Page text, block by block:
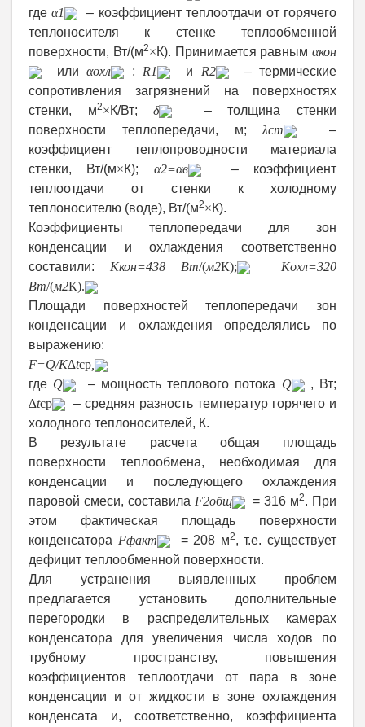
гдеα1
– коэффициент теплоотдачи от горячего
теплоносителя к стенке теплообменной
поверхности, Вт/(м2×К). Принимается равным αкон
илиαохл ; R1 и R2
– термические
сопротивления загрязнений на поверхностях
стенки, м2×К/Вт;δ
– толщина стенки
поверхности теплопередачи, м;λст
–
коэффициент теплопроводности материала
стенки, Вт/(м×К); α2=αв
– коэффициент
теплоотдачи от стенки к холодному
теплоносителю (воде), Вт/(м2×К).
Коэффициенты теплопередачи для зон
конденсации и охлаждения соответственно
составили: Kкон=438 Вт/(м2К); Kохл=320
Вт/(м2К).
Площади поверхностей теплопередачи зон
конденсации и охлаждения определялись по
выражению:
F=Q/K∆tср
где Q – мощность теплового потока Q
, Вт;
∆tср
– средняя разность температур горячего и
холодного теплоносителей, К.
В результате расчета общая площадь
поверхности теплообмена, необходимая для
конденсации и последующего охлаждения
паровой смеси, составила F2общ = 316 м2. При
этом фактическая площадь поверхности
конденсатора Fфакт = 208 м2, т.е. существует
дефицит теплообменной поверхности.
Для устранения выявленных проблем
предлагается установить дополнительные
перегородки в распределительных камерах
конденсатора для увеличения числа ходов по
трубному пространству, повышения
коэффициентов теплоотдачи от пара в зоне
конденсации и от жидкости в зоне охлаждения
конденсата и, соответственно, коэффициента